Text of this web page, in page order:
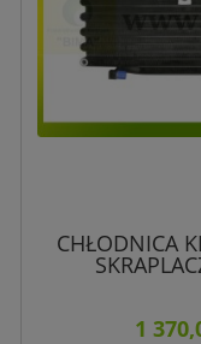
do koszyka
CHŁODNICA
1